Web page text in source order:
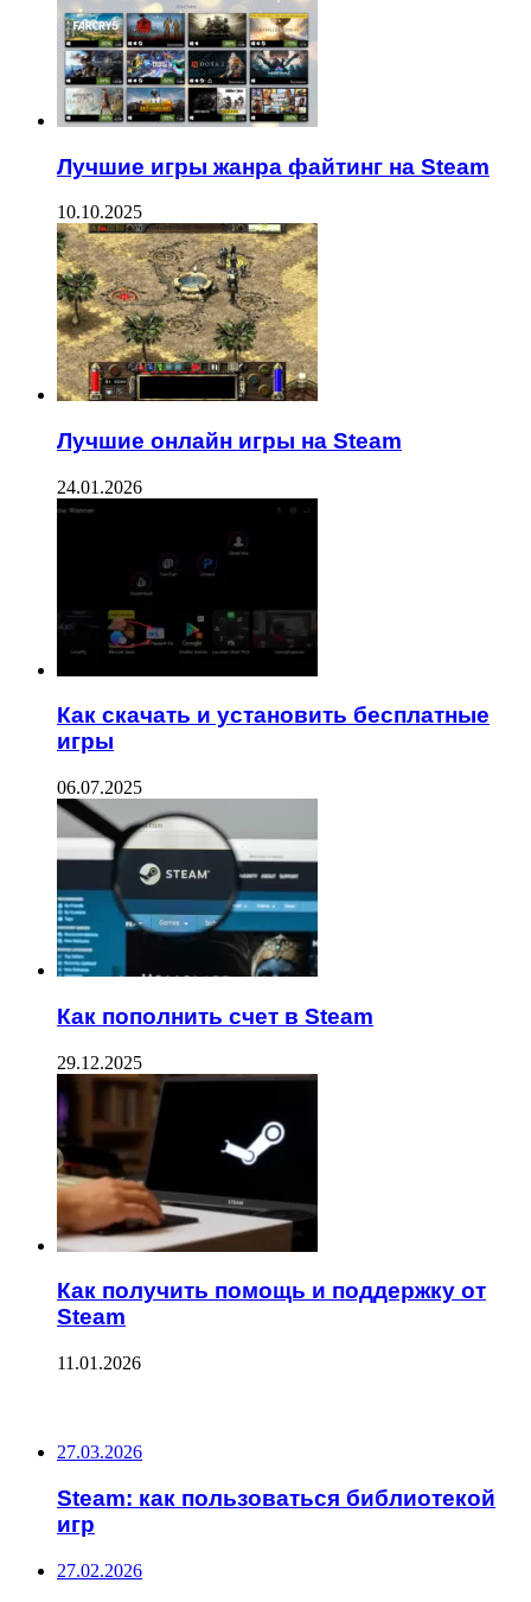
Лучшие игры жанра файтинг на Steam
10.10.2025
Лучшие онлайн игры на Steam
24.01.2026
Как скачать и установить бесплатные
игры
06.07.2025
Как пополнить счет в Steam
29.12.2025
Как получить помощь и поддержку от
Steam
11.01.2026
27.03.2026
Steam: как пользоваться библиотекой
игр
27.02.2026